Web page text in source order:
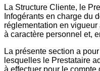
La Structure Cliente, le
Infogérants en charge du
réglementation en
à caractère personnel et,
La présente section a
lesquelles le Prestataire
à effectuer pour le